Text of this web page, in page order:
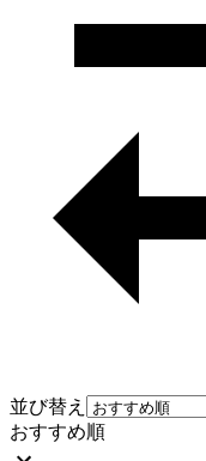
並び替え
おすすめ順